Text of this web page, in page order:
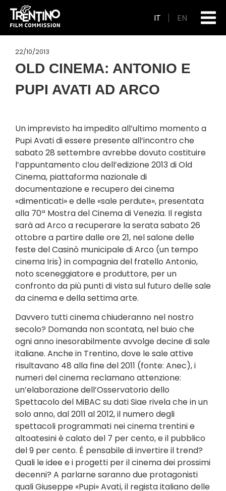
IT EN
22/10/2013
OLD CINEMA: ANTONIO E
PUPI AVATI AD ARCO
Un imprevisto ha impedito all’ultimo momento a
Pupi Avati di essere presente all’incontro che
sabato 28 settembre avrebbe dovuto costituire
l’appuntamento clou dell’edizione 2013 di Old
Cinema, piattaforma nazionale di
documentazione e recupero dei cinema
«dimenticati» e delle «sale perdute», presentata
alla 70ª Mostra del Cinema di Venezia. Il regista
sarà ad Arco a recuperare la serata sabato 26
ottobre a partire dalle ore 21, nel salone delle
feste del Casinò municipale di Arco (un tempo
cinema Iris) in compagnia del fratello Antonio,
noto sceneggiatore e produttore, per un
confronto da più punti di vista sul futuro delle sale
da cinema e della settima arte.
Davvero tutti cinema chiuderanno nel nostro
secolo? Domanda non scontata, nel buio che
ogni anno inesorabilmente avvolge decine di sale
italiane. Anche in Trentino, dove le sale attive
risultavano 48 alla fine del 2011 (fonte: Anec), i
numeri del cinema reclamano attenzione:
un’elaborazione dell’Osservatorio dello
Spettacolo del MiBAC su dati Siae rivela che in un
solo anno, dal 2011 al 2012, il numero degli
spettacoli programmati nei cinema trentini e
altoatesini è calato del 7 per cento, e il pubblico
del 9 per cento. É pensabile di invertire il trend?
Quali le idee e i progetti per il cinema dei prossimi
decenni? A parlarne saranno due protagonisti
quali Giuseppe «Pupi» Avati, il regista italiano delle